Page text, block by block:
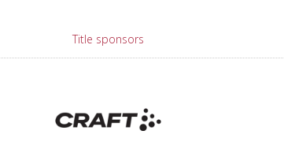
Title sponsors